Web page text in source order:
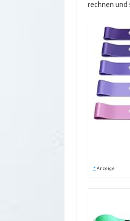
rechnen
* Anzeige